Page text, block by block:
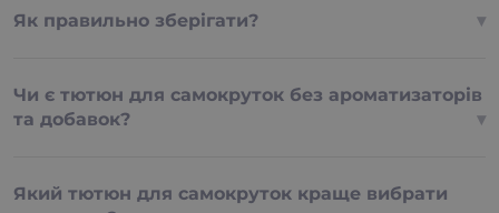
Як правильно зберігати?
Чи є тютюн для самокруток без ароматизаторів
та добавок?
Який тютюн для самокруток краще вибрати